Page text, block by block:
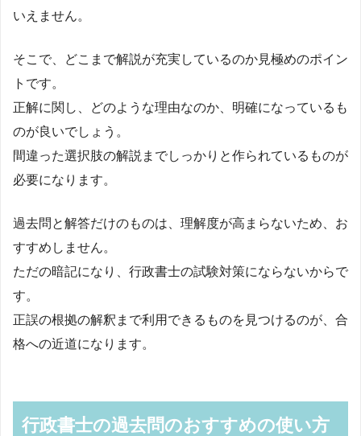
いえません。
そこで、どこまで解説が充実しているのか見極めのポイン
トです。
正解に関し、どのような理由なのか、明確になっているも
のが良いでしょう。
間違った選択肢の解説までしっかりと作られているものが
必要になります。
過去問と解答だけのものは、理解度が高まらないため、お
すすめしません。
ただの暗記になり、行政書士の試験対策にならないからで
す。
正誤の根拠の解釈まで利用できるものを見つけるのが、合
格への近道になります。
行政書士の過去問のおすすめの使い方